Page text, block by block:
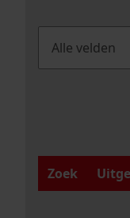
Zoek